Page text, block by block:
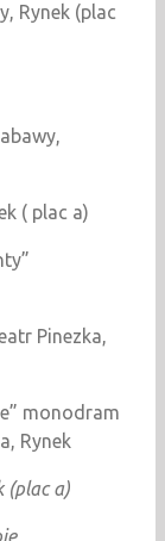
Rynek (plac
( plac a)
Pinezka,
monodram
Rynek
(plac a)